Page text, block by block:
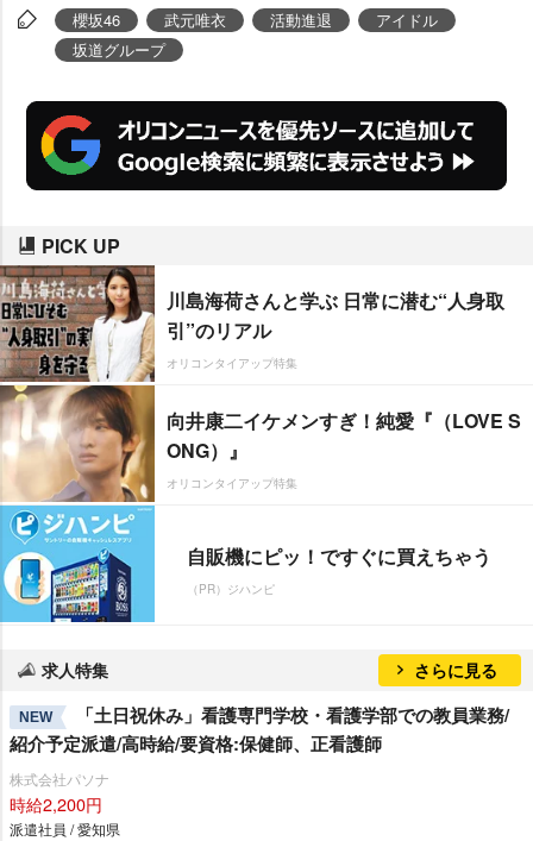
櫻坂46 武元唯衣 活動進退
アイドル
坂道グループ
PICK UP
川島海荷さんと学ぶ 日常に潜む“人身取
引”のリアル
オリコンタイアップ特集
向井康二イケメンすぎ！純愛『（LOVE S
ONG）』
オリコンタイアップ特集
自販機にピッ！ですぐに買えちゃう
（PR）ジハンピ
求人特集 さらに見る
NEW
「土日祝休み」看護専門学校・看護学部での教員業務/
紹介予定派遣/高時給/要資格:保健師、正看護師
株式会社パソナ
時給2,200円
派遣社員 / 愛知県